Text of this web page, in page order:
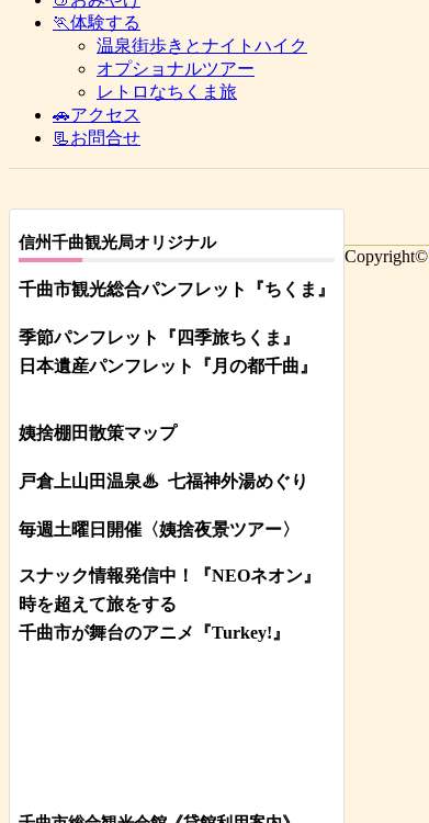
🏃体験する
温泉街歩きとナイトハイク
オプショナルツアー
レトロなちくま旅
🚗アクセス
📃お問合せ
信州千曲観光局オリジナル
千曲市観光総合パンフレット 『ちくま』
季節パンフレット『四季旅ちくま』
日本遺産パンフレット
『月の都千曲』
姨捨棚田散策マップ
戸倉上山田温泉♨ 七福神外湯めぐり
毎週土曜日開催〈姨捨夜景ツアー〉
スナック情報発信中！『NEOネオン』
時を超えて旅をする
千曲市が舞台のアニメ『Turkey!』
Copyright©